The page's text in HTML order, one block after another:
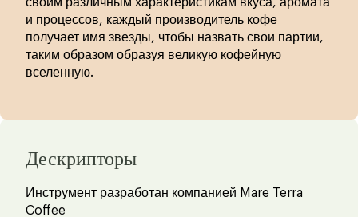
и процессов, каждый производитель кофе
получает имя звезды, чтобы назвать свои партии,
таким образом образуя великую кофейную
вселенную.
Дескрипторы
Инструмент разработан компанией Mare Terra
Coffee